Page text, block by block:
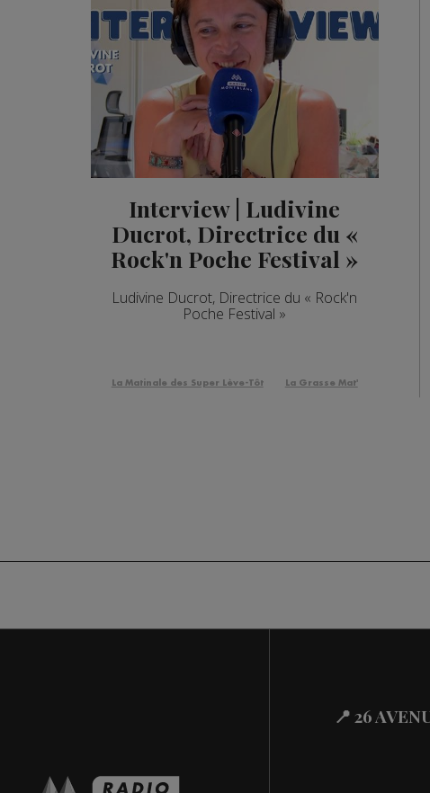
Interview | Ludivine
Ducrot, Directrice du «
Rock'n Poche Festival »
Ludivine Ducrot, Directrice du « Rock'n
Poche Festival »
La Matinale des Super Lève-Tôt La Grasse Mat'
📍 26